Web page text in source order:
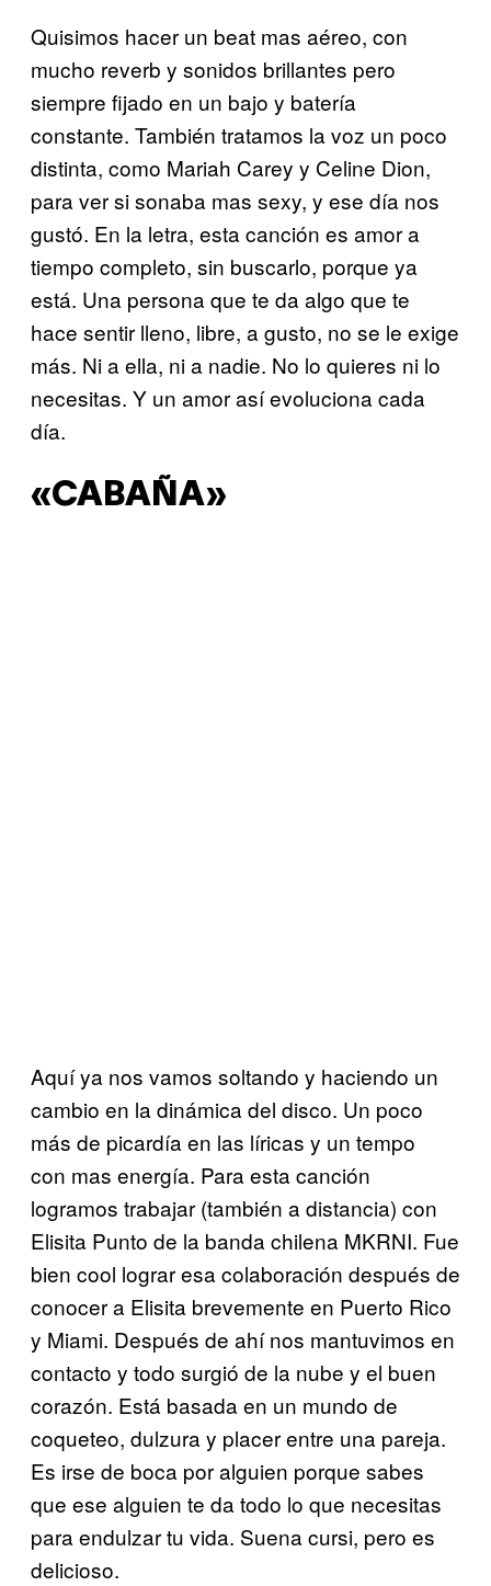
Quisimos hacer un beat mas aéreo, con
mucho reverb y sonidos brillantes pero
siempre fijado en un bajo y batería
constante. También tratamos la voz un poco
distinta, como Mariah Carey y Celine Dion,
para ver si sonaba mas sexy, y ese día nos
gustó. En la letra, esta canción es amor a
tiempo completo, sin buscarlo, porque ya
está. Una persona que te da algo que te
hace sentir lleno, libre, a gusto, no se le exige
más. Ni a ella, ni a nadie. No lo quieres ni lo
necesitas. Y un amor así evoluciona cada
día.
«CABAÑA»
Aquí ya nos vamos soltando y haciendo un
cambio en la dinámica del disco. Un poco
más de picardía en las líricas y un tempo
con mas energía. Para esta canción
logramos trabajar (también a distancia) con
Elisita Punto de la banda chilena MKRNI. Fue
bien cool lograr esa colaboración después de
conocer a Elisita brevemente en Puerto Rico
y Miami. Después de ahí nos mantuvimos en
contacto y todo surgió de la nube y el buen
corazón. Está basada en un mundo de
coqueteo, dulzura y placer entre una pareja.
Es irse de boca por alguien porque sabes
que ese alguien te da todo lo que necesitas
para endulzar tu vida. Suena cursi, pero es
delicioso.